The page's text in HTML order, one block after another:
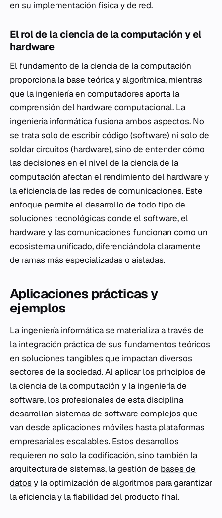
en su implementación física y de red.
El rol de la ciencia de la computación y el
hardware
El fundamento de la ciencia de la computación
proporciona la base teórica y algorítmica, mientras
que la ingeniería en computadores aporta la
comprensión del hardware computacional. La
ingeniería informática fusiona ambos aspectos. No
se trata solo de escribir código (software) ni solo de
soldar circuitos (hardware), sino de entender cómo
las decisiones en el nivel de la ciencia de la
computación afectan el rendimiento del hardware y
la eficiencia de las redes de comunicaciones. Este
enfoque permite el desarrollo de todo tipo de
soluciones tecnológicas donde el software, el
hardware y las comunicaciones funcionan como un
ecosistema unificado, diferenciándola claramente
de ramas más especializadas o aisladas.
Aplicaciones prácticas y
ejemplos
La ingeniería informática se materializa a través de
la integración práctica de sus fundamentos teóricos
en soluciones tangibles que impactan diversos
sectores de la sociedad. Al aplicar los principios de
la ciencia de la computación y la ingeniería de
software, los profesionales de esta disciplina
desarrollan sistemas de software complejos que
van desde aplicaciones móviles hasta plataformas
empresariales escalables. Estos desarrollos
requieren no solo la codificación, sino también la
arquitectura de sistemas, la gestión de bases de
datos y la optimización de algoritmos para garantizar
la eficiencia y la fiabilidad del producto final.